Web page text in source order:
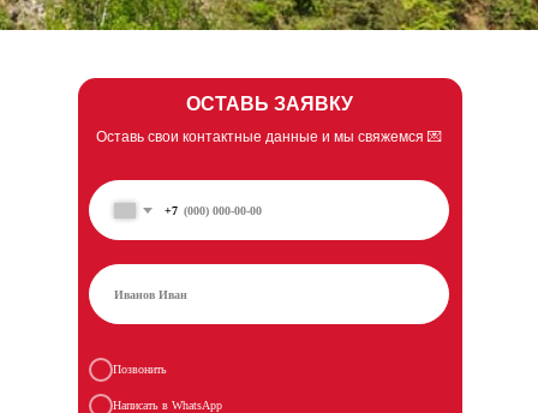
ОСТАВЬ ЗАЯВКУ
Оставь свои контактные данные и мы свяжемся 💌
+7
Позвонить
Написать в WhatsApp